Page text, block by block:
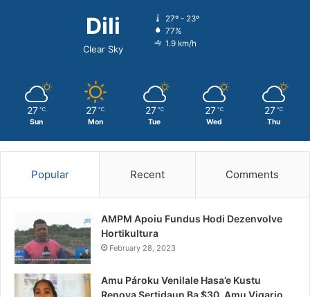
Dili
Clear Sky
27º - 23º
77%
1.9 km/h
27 ℃
Sun
27 ℃
Mon
27 ℃
Tue
27 ℃
Wed
27 ℃
Thu
Popular Recent Comments
AMPM Apoiu Fundus Hodi Dezenvolve
Hortikultura
February 28, 2023
Amu Pároku Venilale Hasa’e Kustu
Renova Sertidaun Ba $30, Amu Vigario